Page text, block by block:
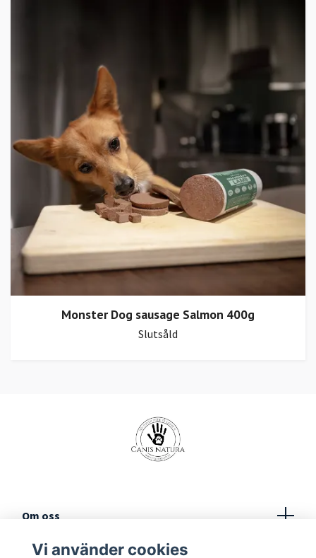
Monster Dog sausage Salmon 400g
Slutsåld
Om oss
Vi använder cookies